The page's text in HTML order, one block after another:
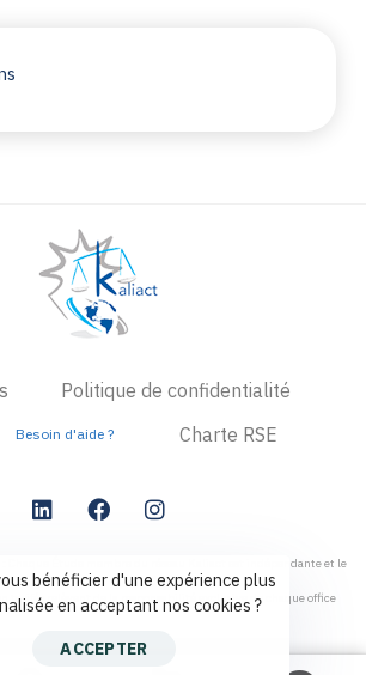
Politique de confidentialité
Besoin d'aide ? Charte RSE
: Chaque Étude membre du réseau Kaliact est indépendante et le
tarifés relèvent de la responsabilité exclusive de chaque office
bénéficier d'une expérience plus
en acceptant nos cookies ?
ACCEPTER